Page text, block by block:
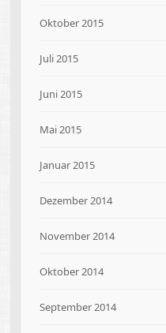
Oktober 2015
Juli 2015
Juni 2015
Mai 2015
Januar 2015
Dezember 2014
November 2014
Oktober 2014
September 2014